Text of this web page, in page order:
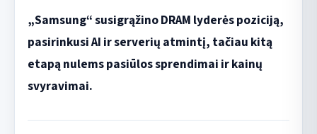
„Samsung“ susigrąžino DRAM lyderės poziciją,
pasirinkusi AI ir serverių atmintį, tačiau kitą
etapą nulems pasiūlos sprendimai ir kainų
svyravimai.